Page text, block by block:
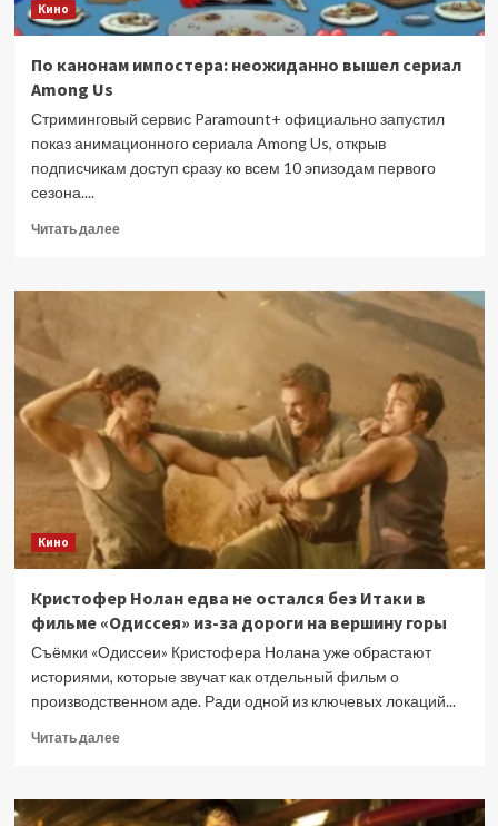
Кино
По канонам импостера: неожиданно вышел сериал
Among Us
Стриминговый сервис Paramount+ официально запустил
показ анимационного сериала Among Us, открыв
подписчикам доступ сразу ко всем 10 эпизодам первого
сезона....
Читать далееПрочитать
По
вышел
сериал
Among
Us
Кино
Кристофер Нолан едва не остался без Итаки в
фильме «Одиссея» из-за дороги на вершину горы
Съёмки «Одиссеи» Кристофера Нолана уже обрастают
историями, которые звучат как отдельный фильм о
производственном аде. Ради одной из ключевых локаций...
Читать далееПрочитать
Кристофер
Нолан